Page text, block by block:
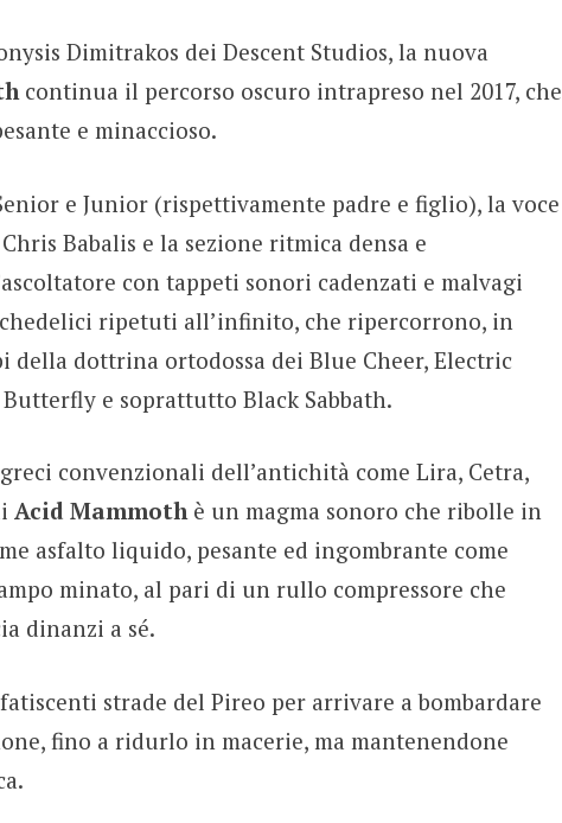
Dimitrakos dei Descent Studios, la nuova
continua il percorso oscuro intrapreso nel 2017, che
e minaccioso.
e Junior (rispettivamente padre e figlio), la voce
Babalis e la sezione ritmica densa e
con tappeti sonori cadenzati e malvagi
ripetuti all’infinito, che ripercorrono, in
della dottrina ortodossa dei Blue Cheer, Electric
e soprattutto Black Sabbath.
convenzionali dell’antichità come Lira, Cetra,
Acid Mammothè un magma sonoro che ribolle in
asfalto liquido, pesante ed ingombrante come
minato, al pari di un rullo compressore che
dinanzi a sé.
strade del Pireo per arrivare a bombardare
fino a ridurlo in macerie, ma mantenendone